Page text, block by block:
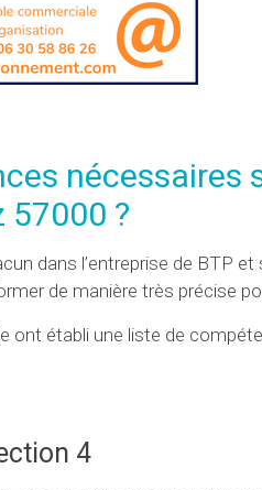
nécessaires
57000 ?
dans l’entreprise de BTP et
de manière très précise
ont établi une liste de
4